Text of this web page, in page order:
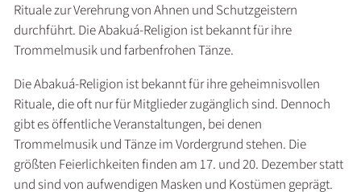
Rituale zur Verehrung von Ahnen und Schutzgeistern
durchführt. Die Abakuá-Religion ist bekannt für ihre
Trommelmusik und farbenfrohen Tänze.
Die Abakuá-Religion ist bekannt für ihre geheimnisvollen
Rituale, die oft nur für Mitglieder zugänglich sind. Dennoch
gibt es öffentliche Veranstaltungen, bei denen
Trommelmusik und Tänze im Vordergrund stehen. Die
größten Feierlichkeiten finden am 17. und 20. Dezember statt
und sind von aufwendigen Masken und Kostümen geprägt.